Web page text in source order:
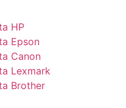
HP
Epson
Canon
Lexmark
Brother